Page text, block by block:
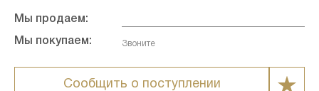
Мы продаем:
Мы покупаем: Звоните
Сообщить о поступлении